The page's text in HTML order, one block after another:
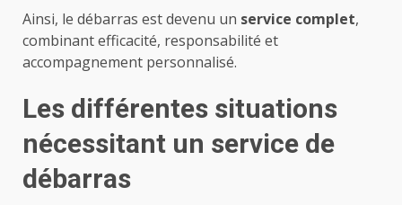
Ainsi, le débarras est devenu un service complet,
combinant efficacité, responsabilité et
accompagnement personnalisé.
Les différentes situations
nécessitant un service de
débarras